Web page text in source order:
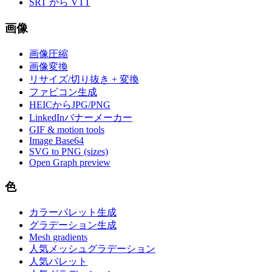
SRT から VTT
画像
画像圧縮
画像変換
リサイズ/切り抜き + 変換
ファビコン生成
HEICからJPG/PNG
LinkedInバナーメーカー
GIF & motion tools
Image Base64
SVG to PNG (sizes)
Open Graph preview
色
カラーパレット生成
グラデーション生成
Mesh gradients
人気メッシュグラデーション
人気パレット